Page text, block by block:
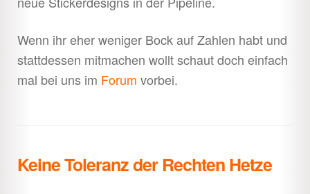
Wenn ihr eher weniger Bock auf Zahlen habt und
stattdessen mitmachen wollt schaut doch einfach
mal bei uns im Forum vorbei.
Keine Toleranz der Rechten Hetze